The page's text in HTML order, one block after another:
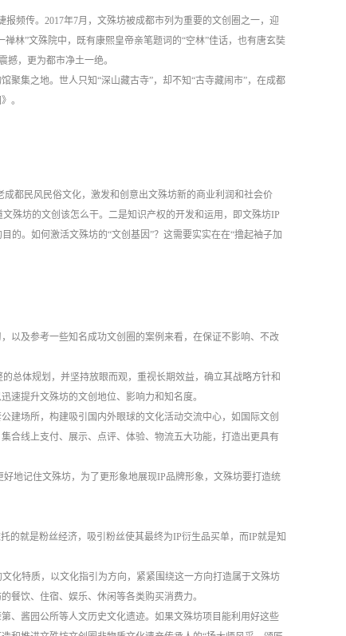
频传。2017年7月，文殊坊被成都市列为重要的文创圈之一，迎
林”文殊院中，既有康熙皇帝亲笔题词的“空林”佳话，也有唐玄奘
，更为都市净土一绝。
聚集之地。世人只知“深山藏古寺”，却不知“古寺藏闹市”，在成都
。
都民风民俗文化，激发和创意出文殊坊新的商业利润和社会价
殊坊的文创该怎么干。二是知识产权的开发和运用，即文殊坊IP
的。如何激活文殊坊的“文创基因”？这需要实实在在“撸起袖子加
以及参考一些知名成功文创圈的案例来看，在保证不影响、不改
总体规划，并坚持放眼而观，重视长期效益，确立其战略方针和
速提升文殊坊的文创地位、影响力和知名度。
建场所，构建吸引国内外眼球的文化活动交流中心，如国际文创
合线上支付、展示、点评、体验、物流五大功能，打造出更具有
地记住文殊坊，为了更形象地展现IP品牌形象，文殊坊要打造统
的就是粉丝经济，吸引粉丝使其最终为IP衍生品买单，而IP就是知
化特质，以文化指引为方向，紧紧围绕这一方向打造属于文殊坊
餐饮、住宿、娱乐、休闲等各类购买消费力。
、酱园公所等人文历史文化遗迹。如果文殊坊项目能利用好这些